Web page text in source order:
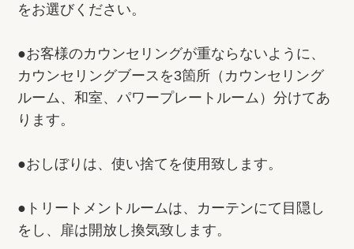
をお選びください。
●お客様のカウンセリングが重ならないように、
カウンセリングブースを3箇所（カウンセリング
ルーム、和室、パワープレートルーム）分けてあ
ります。
●おしぼりは、使い捨てを使用致します。
●トリートメントルームは、カーテンにて目隠し
をし、扉は開放し換気致します。